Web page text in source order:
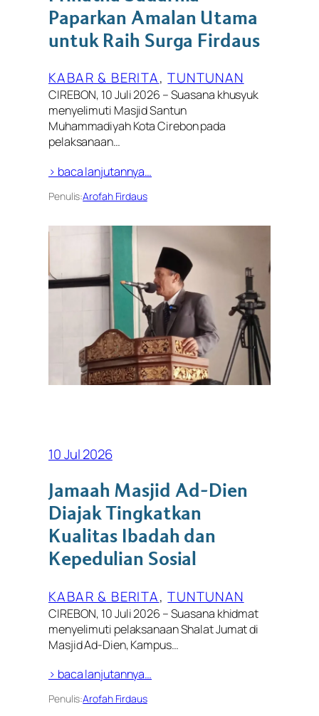
Paparkan Amalan Utama
untuk Raih Surga Firdaus
KABAR & BERITA, TUNTUNAN
CIREBON, 10 Juli 2026 – Suasana khusyuk
menyelimuti Masjid Santun
Muhammadiyah Kota Cirebon pada
pelaksanaan…
> baca lanjutannya…
Penulis:Arofah Firdaus
10 Jul 2026
Jamaah Masjid Ad-Dien
Diajak Tingkatkan
Kualitas Ibadah dan
Kepedulian Sosial
KABAR & BERITA, TUNTUNAN
CIREBON, 10 Juli 2026 – Suasana khidmat
menyelimuti pelaksanaan Shalat Jumat di
Masjid Ad-Dien, Kampus…
> baca lanjutannya…
Penulis:Arofah Firdaus